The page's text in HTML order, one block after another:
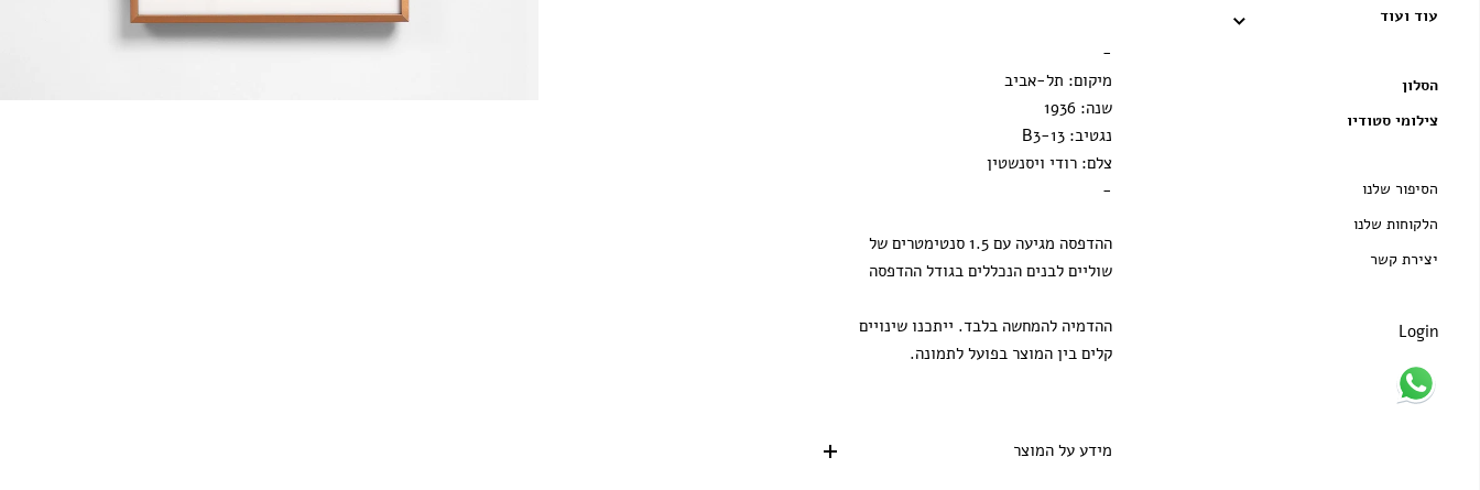
עוד ועוד
הסלון
צילומי סטודיו
הסיפור שלנו
הלקוחות שלנו
יצירת קשר
Login
-
מיקום: תל-אביב
שנה: 1936
נגטיב: B3-13
צלם: רודי ויסנשטין
-
ההדפסה מגיעה עם 1.5 סנטימטרים של
שוליים לבנים הנכללים בגודל ההדפסה
ההדמיה להמחשה בלבד. ייתכנו שינויים
קלים בין המוצר בפועל לתמונה.
מידע על המוצר